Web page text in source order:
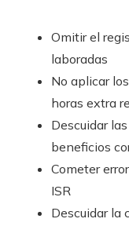
Omitir el
laboradas
No aplicar
horas extra
Descuidar
beneficios
Cometer
ISR
Descuidar la